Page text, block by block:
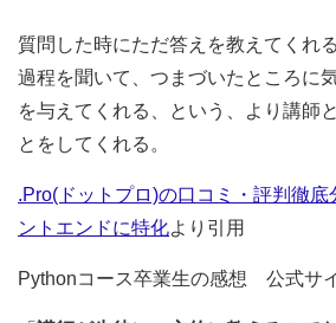
質問した時にただ答えを教えてくれ
過程を聞いて、つまづいたところに
を与えてくれる、という、より講師
とをしてくれる。
.Pro(ドットプロ)の口コミ・評判徹底
ントエンドに特化より引用
Pythonコース卒業生の感想 公式サ